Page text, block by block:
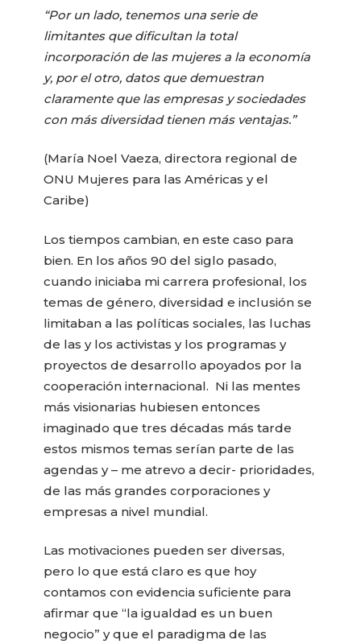
“Por un lado, tenemos una serie de
limitantes que dificultan la total
incorporación de las mujeres a la economía
y, por el otro, datos que demuestran
claramente que las empresas y sociedades
con más diversidad tienen más ventajas.”
(María Noel Vaeza, directora regional de
ONU Mujeres para las Américas y el
Caribe)
Los tiempos cambian, en este caso para
bien. En los años 90 del siglo pasado,
cuando iniciaba mi carrera profesional, los
temas de género, diversidad e inclusión se
limitaban a las políticas sociales, las luchas
de las y los activistas y los programas y
proyectos de desarrollo apoyados por la
cooperación internacional. Ni las mentes
más visionarias hubiesen entonces
imaginado que tres décadas más tarde
estos mismos temas serían parte de las
agendas y – me atrevo a decir- prioridades,
de las más grandes corporaciones y
empresas a nivel mundial.
Las motivaciones pueden ser diversas,
pero lo que está claro es que hoy
contamos con evidencia suficiente para
afirmar que “la igualdad es un buen
negocio” y que el paradigma de las